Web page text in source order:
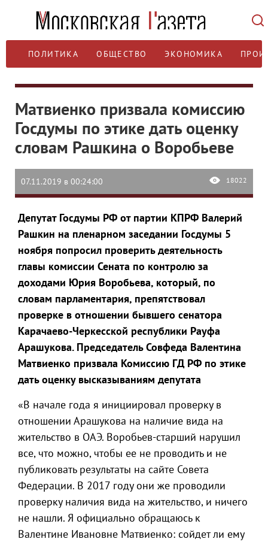
ПОЛИТИКА ОБЩЕСТВО ЭКОНОМИКА
Матвиенко призвала комиссию
Госдумы по этике дать оценку
словам Рашкина о Воробьеве
07.11.2019 в 00:24:00 18022
Депутат Госдумы РФ от партии КПРФ Валерий
Рашкин на пленарном заседании Госдумы 5
ноября попросил проверить деятельность
главы комиссии Сената по контролю за
доходами Юрия Воробьева, который, по
словам парламентария, препятствовал
проверке в отношении бывшего сенатора
Карачаево-Черкесской республики Рауфа
Арашукова. Председатель Совфеда Валентина
Матвиенко призвала Комиссию ГД РФ по этике
дать оценку высказываниям депутата
«В начале года я инициировал проверку в
отношении Арашукова на наличие вида на
жительство в ОАЭ. Воробьев-старший нарушил
все, что можно, чтобы ее не проводить и не
публиковать результаты на сайте Совета
Федерации. В 2017 году они же проводили
проверку наличия вида на жительство, и ничего
не нашли. Я официально обращаюсь к
Валентине Ивановне Матвиенко: сойдет ли ему